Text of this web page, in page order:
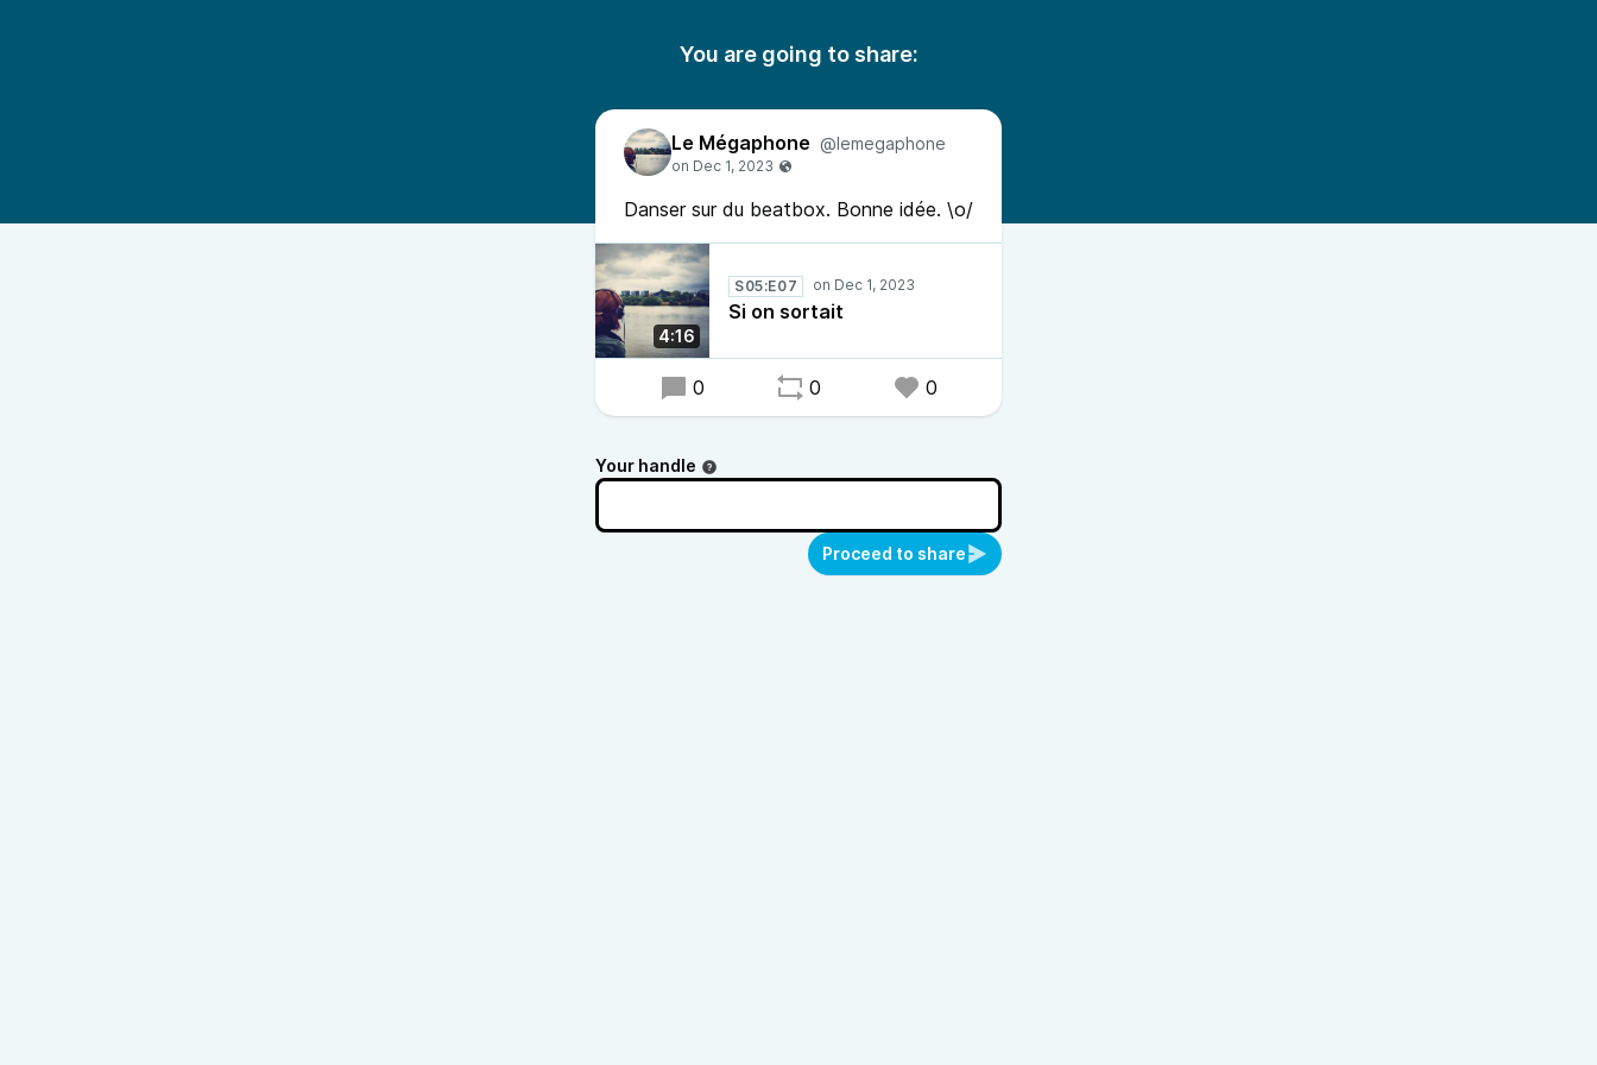
You are going to share:
Le Mégaphone @lemegaphone
Danser sur du beatbox. Bonne idée. \o/
4:16
S05:E07
Si on sortait
0 0 0
Your handle
Proceed to share